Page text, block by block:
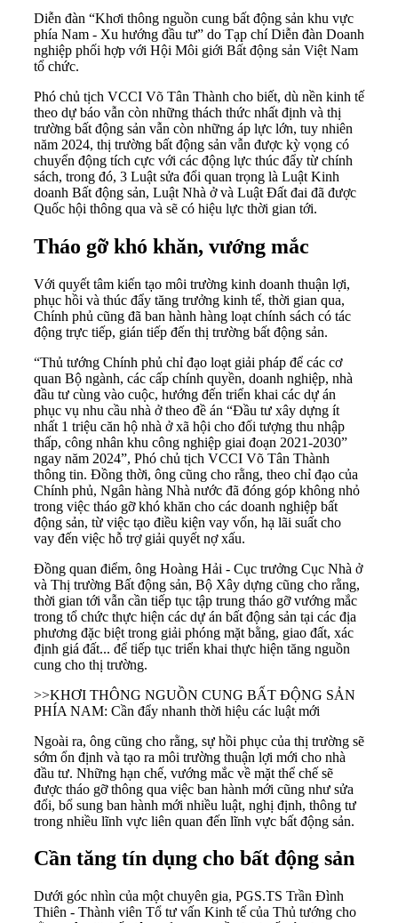
Diễn đàn “Khơi thông nguồn cung bất động sản khu vực
phía Nam - Xu hướng đầu tư” do Tạp chí Diễn đàn Doanh
nghiệp phối hợp với Hội Môi giới Bất động sản Việt Nam
tổ chức.
Phó chủ tịch VCCI Võ Tân Thành cho biết, dù nền kinh tế
theo dự báo vẫn còn những thách thức nhất định và thị
trường bất động sản vẫn còn những áp lực lớn, tuy nhiên
năm 2024, thị trường bất động sản vẫn được kỳ vọng có
chuyển động tích cực với các động lực thúc đẩy từ chính
sách, trong đó, 3 Luật sửa đổi quan trọng là Luật Kinh
doanh Bất động sản, Luật Nhà ở và Luật Đất đai đã được
Quốc hội thông qua và sẽ có hiệu lực thời gian tới.
Tháo gỡ khó khăn, vướng mắc
Với quyết tâm kiến tạo môi trường kinh doanh thuận lợi,
phục hồi và thúc đẩy tăng trưởng kinh tế, thời gian qua,
Chính phủ cũng đã ban hành hàng loạt chính sách có tác
động trực tiếp, gián tiếp đến thị trường bất động sản.
“Thủ tướng Chính phủ chỉ đạo loạt giải pháp để các cơ
quan Bộ ngành, các cấp chính quyền, doanh nghiệp, nhà
đầu tư cùng vào cuộc, hướng đến triển khai các dự án
phục vụ nhu cầu nhà ở theo đề án “Đầu tư xây dựng ít
nhất 1 triệu căn hộ nhà ở xã hội cho đối tượng thu nhập
thấp, công nhân khu công nghiệp giai đoạn 2021-2030”
ngay năm 2024”, Phó chủ tịch VCCI Võ Tân Thành
thông tin. Đồng thời, ông cũng cho rằng, theo chỉ đạo của
Chính phủ, Ngân hàng Nhà nước đã đóng góp không nhỏ
trong việc tháo gỡ khó khăn cho các doanh nghiệp bất
động sản, từ việc tạo điều kiện vay vốn, hạ lãi suất cho
vay đến việc hỗ trợ giải quyết nợ xấu.
Đồng quan điểm, ông Hoàng Hải - Cục trưởng Cục Nhà ở
và Thị trường Bất động sản, Bộ Xây dựng cũng cho rằng,
thời gian tới vẫn cần tiếp tục tập trung tháo gỡ vướng mắc
trong tổ chức thực hiện các dự án bất động sản tại các địa
phương đặc biệt trong giải phóng mặt bằng, giao đất, xác
định giá đất... để tiếp tục triển khai thực hiện tăng nguồn
cung cho thị trường.
>>KHƠI THÔNG NGUỒN CUNG BẤT ĐỘNG SẢN
PHÍA NAM: Cần đẩy nhanh thời hiệu các luật mới
Ngoài ra, ông cũng cho rằng, sự hồi phục của thị trường sẽ
sớm ổn định và tạo ra môi trường thuận lợi mới cho nhà
đầu tư. Những hạn chế, vướng mắc về mặt thể chế sẽ
được tháo gỡ thông qua việc ban hành mới cũng như sửa
đổi, bổ sung ban hành mới nhiều luật, nghị định, thông tư
trong nhiều lĩnh vực liên quan đến lĩnh vực bất động sản.
Cần tăng tín dụng cho bất động sản
Dưới góc nhìn của một chuyên gia, PGS.TS Trần Đình
Thiên - Thành viên Tổ tư vấn Kinh tế của Thủ tướng cho